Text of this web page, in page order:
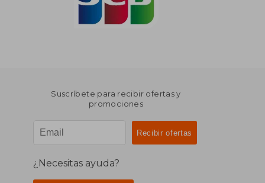
Suscríbete para recibir ofertas y
promociones
¿Necesitas ayuda?